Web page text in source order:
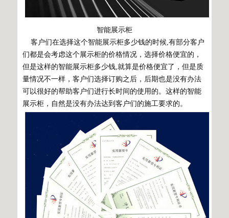
智能展示柜
客户们在选择这个智能展示柜多少钱的时候,有部分客户
们都是会考虑这个展示柜的价格情况，选择价格便宜的，
但是这样的智能展示柜多少钱,就算是价格便宜了，但是质
量情况不一样，客户们选择订购之后，后期也是没有办法
可以很好的帮助客户们进行长时间的使用的。这样的智能
展示柜，自然是没有办法达到客户们的施工要求的。